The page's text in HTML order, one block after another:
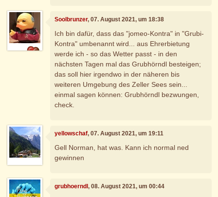
Soolbrunzer, 07. August 2021, um 18:38
Ich bin dafür, dass das "jomeo-Kontra" in "Grubi-
Kontra" umbenannt wird... aus Ehrerbietung
werde ich - so das Wetter passt - in den
nächsten Tagen mal das Grubhörndl besteigen;
das soll hier irgendwo in der näheren bis
weiteren Umgebung des Zeller Sees sein...
einmal sagen können: Grubhörndl bezwungen,
check.
yellowschaf, 07. August 2021, um 19:11
Gell Norman, hat was. Kann ich normal ned
gewinnen
grubhoerndl, 08. August 2021, um 00:44